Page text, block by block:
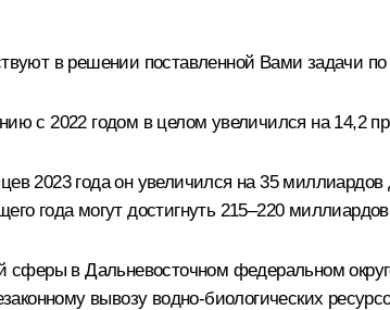
в решении поставленной Вами задачи по
с 2022 годом в целом увеличился на 14,2
2023 года он увеличился на 35
года могут достигнуть 215–220
сферы в Дальневосточном федеральном
вывозу водно-биологических